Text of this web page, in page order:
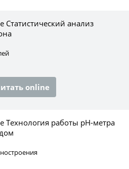
Статистический анализ
online
Технология работы рН-метра